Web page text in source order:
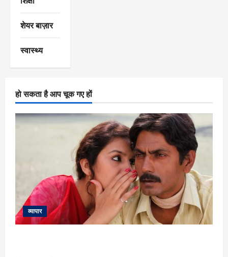
शेयर बाज़ार
स्वास्थ्य
हो सकता है आप चूक गए हों
व्यापार